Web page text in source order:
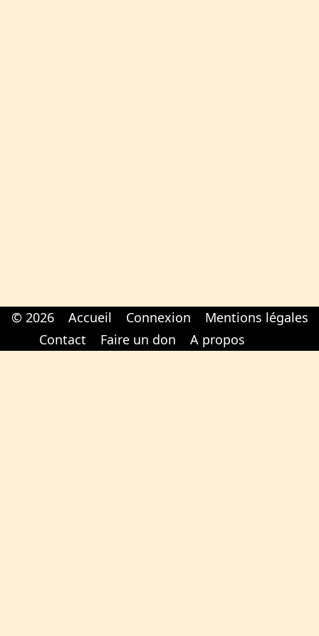
© 2026 Accueil Connexion
Mentions légales
Contact
Faire un don A propos